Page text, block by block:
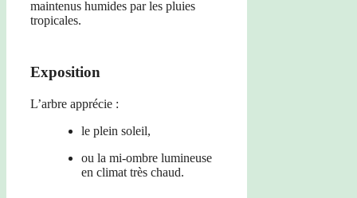
maintenus humides par les pluies
tropicales.
Exposition
L’arbre apprécie :
le plein soleil,
ou la mi-ombre lumineuse
en climat très chaud.